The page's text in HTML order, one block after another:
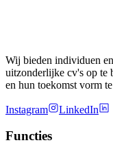
Wij bieden individuen
uitzonderlijke cv's op te
en hun toekomst vorm
Instagram LinkedIn
Functies